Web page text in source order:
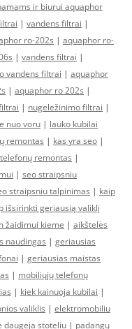
ir biurui aquaphor
| vandens filtrai |
ro-202s | aquaphor ro-
| vandens filtrai |
vandens filtrai | aquaphor
| aquaphor ro 202s |
| nugeležinimo filtrai |
nuo voru | lauko kubilai
remontas | kas yra seo |
telefonų remontas |
| seo straipsniu
straipsniu talpinimas | kaip
išsirinkti geriausią valiklį
žaidimui kieme | aikštelės
naudingas | geriausias
| geriausias maistas
| mobiliųjų telefonų
| kiek kainuoja kubilai |
valiklis | elektromobiliu
daugeja stoteliu | padangų